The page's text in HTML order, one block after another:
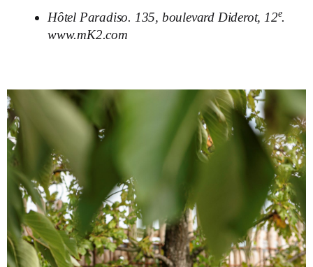
Hôtel Paradiso. 135, boulevard Diderot, 12e.
www.mK2.com